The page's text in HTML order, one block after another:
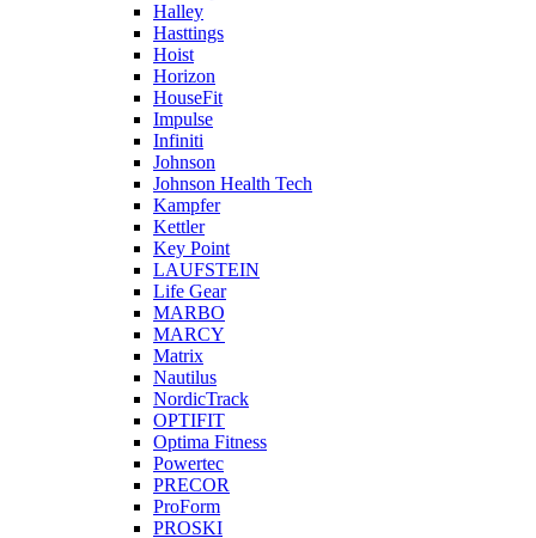
Halley
Hasttings
Hoist
Horizon
HouseFit
Impulse
Infiniti
Johnson
Johnson Health Tech
Kampfer
Kettler
Key Point
LAUFSTEIN
Life Gear
MARBO
MARCY
Matrix
Nautilus
NordicTrack
OPTIFIT
Optima Fitness
Powertec
PRECOR
ProForm
PROSKI